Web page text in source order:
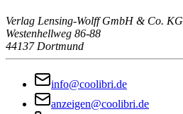
Verlag Lensing-Wolff GmbH & Co. KG
Westenhellweg 86-88
44137 Dortmund
info@coolibri.de
anzeigen@coolibri.de